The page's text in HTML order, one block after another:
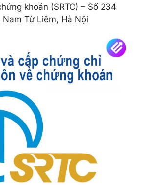
khoán (SRTC) – Số 234
Từ Liêm, Hà Nội